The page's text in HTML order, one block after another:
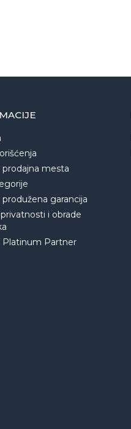
prodajna mesta
produžena garancija
i obrade
Platinum Partner